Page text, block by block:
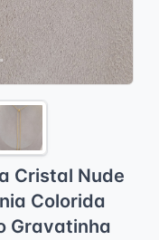
Cristal Nude
Colorida
Gravatinha